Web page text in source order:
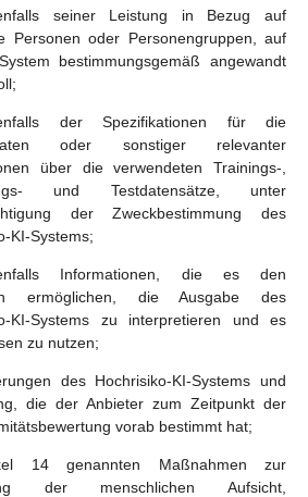
seiner Leistung in Bezug auf
Personen oder Personengruppen, auf
bestimmungsgemäß angewandt
der Spezifikationen für die
oder sonstiger relevanter
über die verwendeten Trainings-,
und Testdatensätze, unter
der Zweckbestimmung des
KI-Systems;
Informationen, die es den
ermöglichen, die Ausgabe des
KI-Systems zu interpretieren und es
zu nutzen;
des Hochrisiko-KI-Systems und
die der Anbieter zum Zeitpunkt der
vorab bestimmt hat;
14 genannten Maßnahmen zur
der menschlichen Aufsicht,